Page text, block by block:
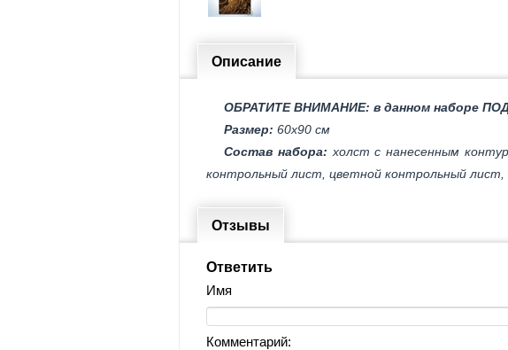
Описание
ОБРАТИТЕ ВНИМАНИЕ: в данном наборе
Размер: 60х90 см
Состав набора: холст с нанесенным
контрольный лист, цветной контрольный лист,
Отзывы
Ответить
Имя
Комментарий: